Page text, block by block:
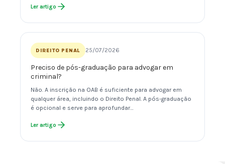
Ler artigo
DIREITO PENAL 25/07/2026
Preciso de pós-graduação para advogar em
criminal?
Não. A inscrição na OAB é suficiente para advogar em
qualquer área, incluindo o Direito Penal. A pós-graduação
é opcional e serve para aprofundar…
Ler artigo